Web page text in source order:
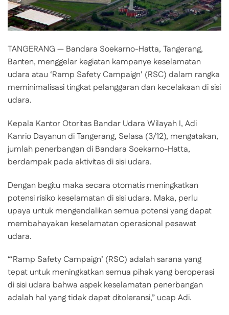
TANGERANG — Bandara Soekarno-Hatta, Tangerang,
Banten, menggelar kegiatan kampanye keselamatan
udara atau ‘Ramp Safety Campaign’ (RSC) dalam rangka
meminimalisasi tingkat pelanggaran dan kecelakaan di sisi
udara.
Kepala Kantor Otoritas Bandar Udara Wilayah I, Adi
Kanrio Dayanun di Tangerang, Selasa (3/12), mengatakan,
jumlah penerbangan di Bandara Soekarno-Hatta,
berdampak pada aktivitas di sisi udara.
Dengan begitu maka secara otomatis meningkatkan
potensi risiko keselamatan di sisi udara. Maka, perlu
upaya untuk mengendalikan semua potensi yang dapat
membahayakan keselamatan operasional pesawat
udara.
“‘Ramp Safety Campaign’ (RSC) adalah sarana yang
tepat untuk meningkatkan semua pihak yang beroperasi
di sisi udara bahwa aspek keselamatan penerbangan
adalah hal yang tidak dapat ditoleransi,” ucap Adi.